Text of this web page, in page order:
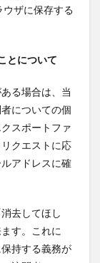
ウザに保存する
とについて
る場合は、当
についての個
スポートファ
クエストに応
アドレスに確
去してほし
す。これに
持する義務が